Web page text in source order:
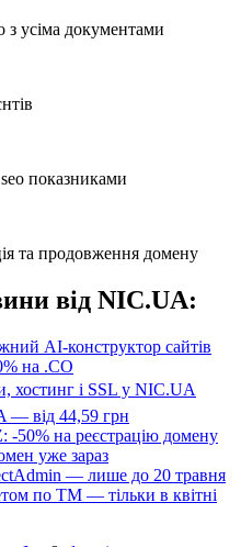
усіма документами
показниками
та продовження домену
від NIC.UA:
AI-конструктор сайтів
на .CO
хостинг і SSL у NIC.UA
— від 44,59 грн
50% на реєстрацію домену
уже зараз
— лише до 20 травня
по ТМ — тільки в квітні